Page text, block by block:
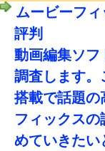
ムービーフ
評判
動画編集ソフ
調査します。
搭載で話題の
フィックスの
めていきたい